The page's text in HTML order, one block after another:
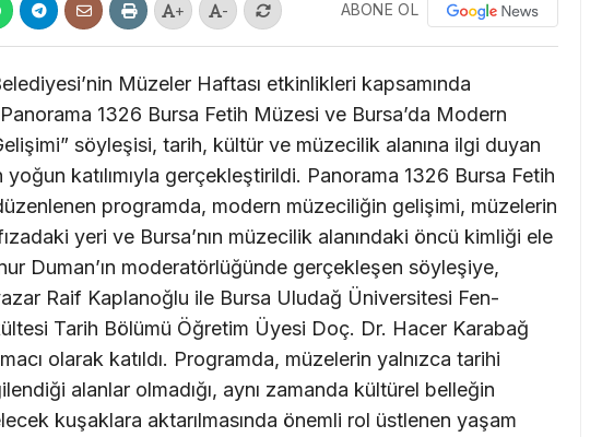
+ - ABONE OL
Müzeler Haftası etkinlikleri kapsamında
1326 Bursa Fetih Müzesi ve Bursa’da Modern
söyleşisi, tarih, kültür ve müzecilik alanına ilgi duyan
yoğun katılımıyla gerçekleştirildi. Panorama 1326 Bursa Fetih
programda, modern müzeciliğin gelişimi, müzelerin
yeri ve Bursa’nın müzecilik alanındaki öncü kimliği ele
Duman’ın moderatörlüğünde gerçekleşen söyleşiye,
Raif Kaplanoğlu ile Bursa Uludağ Üniversitesi Fen-
Tarih Bölümü Öğretim Üyesi Doç. Dr. Hacer Karabağ
olarak katıldı. Programda, müzelerin yalnızca tarihi
alanlar olmadığı, aynı zamanda kültürel belleğin
kuşaklara aktarılmasında önemli rol üstlenen yaşam